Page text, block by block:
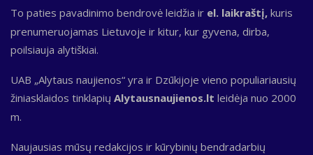
To paties pavadinimo bendrovė leidžia ir el. laikraštį, kuris
prenumeruojamas Lietuvoje ir kitur, kur gyvena, dirba,
poilsiauja alytiškiai.
UAB „Alytaus naujienos“ yra ir Dzūkijoje vieno populiariausių
žiniasklaidos tinklapių Alytausnaujienos.lt leidėja nuo 2000
m.
Naujausias mūsų redakcijos ir kūrybinių bendradarbių